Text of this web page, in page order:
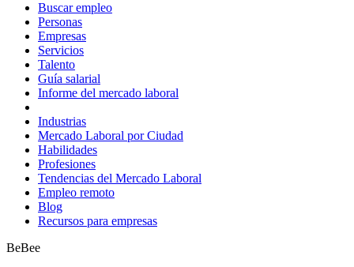
Buscar empleo
Personas
Empresas
Servicios
Talento
Guía salarial
Informe del mercado laboral
Industrias
Mercado Laboral por Ciudad
Habilidades
Profesiones
Tendencias del Mercado Laboral
Empleo remoto
Blog
Recursos para empresas
BeBee